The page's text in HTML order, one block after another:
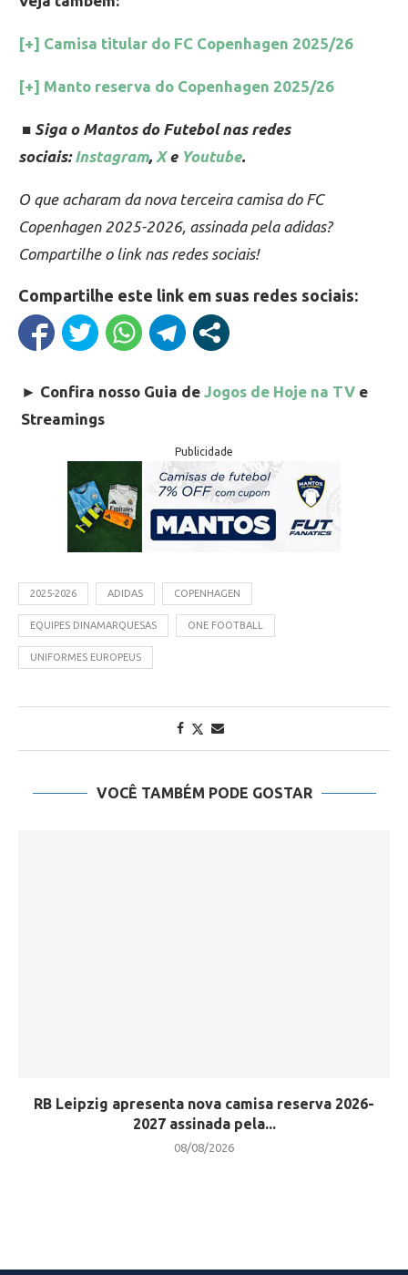
[+] Camisa titular do FC Copenhagen 2025/26
[+] Manto reserva do Copenhagen 2025/26
■ Siga o Mantos do Futebol nas redes
sociais:Instagram, Xe Youtube.
O que acharam da nova terceira camisa do FC
Copenhagen 2025-2026, assinada pela adidas?
Compartilhe o link nas redes sociais!
Compartilhe este link em suas redes sociais:
► Confira nosso Guia de Jogos de Hoje na TV e
Streamings
Publicidade
2025-2026 ADIDAS COPENHAGEN
EQUIPES DINAMARQUESAS ONE FOOTBALL
UNIFORMES EUROPEUS
VOCÊ TAMBÉM PODE GOSTAR
RB Leipzig apresenta nova camisa reserva 2026-
2027 assinada pela...
08/08/2026